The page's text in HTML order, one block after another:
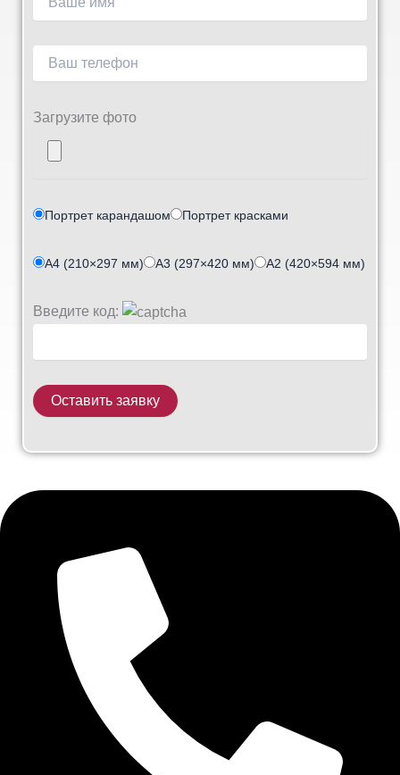
Загрузите фото
Портрет карандашом Портрет красками
А4 (210×297 мм) А3 (297×420 мм) А2 (420×594 мм)
Введите код: